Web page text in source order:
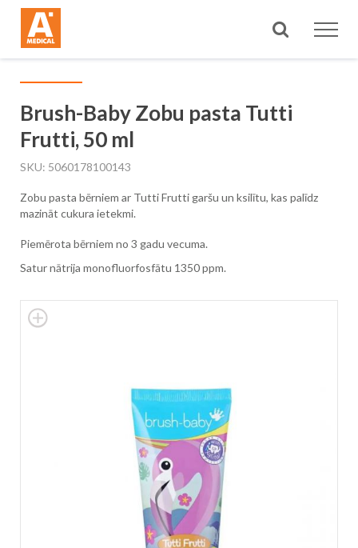
Meklēt
Brush-Baby Zobu pasta Tutti
Frutti, 50 ml
SKU 5060178100143
Zobu pasta bērniem ar Tutti Frutti garšu un ksilītu, kas palīdz
mazināt cukura ietekmi.
Piemērota bērniem no 3 gadu vecuma.
Satur nātrija monofluorfosfātu 1350 ppm.
Skip
to